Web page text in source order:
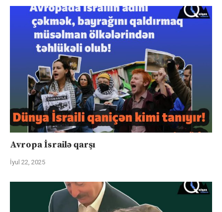
Avropa İsrailə qarşı
İyul 22, 2025